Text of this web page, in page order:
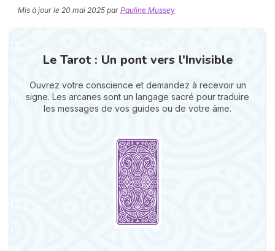
Mis à jour le 20 mai 2025 par Pauline Mussey
Le Tarot : Un pont vers l'Invisible
Ouvrez votre conscience et demandez à recevoir un
signe. Les arcanes sont un langage sacré pour traduire
les messages de vos guides ou de votre âme.